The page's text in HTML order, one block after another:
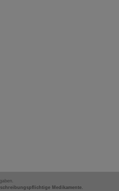
Medikamente.